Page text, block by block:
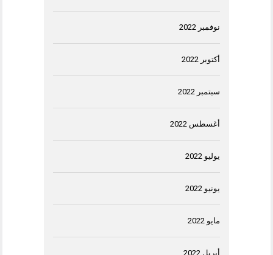
نوفمبر 2022
أكتوبر 2022
سبتمبر 2022
أغسطس 2022
يوليو 2022
يونيو 2022
مايو 2022
أبريل 2022